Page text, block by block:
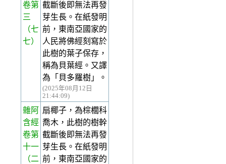
卷第
三
（七
七）
截斷後即無法再發
芽生長。在紙發明
前，東南亞國家的
人民將佛經刻寫於
此樹的葉子保存，
稱為貝葉經。又譯
為「貝多羅樹」。
(2025年08月12日
21:44:09)
雜阿
含經
卷第
十一
（二
扇椰子，為棕櫚科
喬木，此樹的樹幹
截斷後即無法再發
芽生長。在紙發明
前，東南亞國家的